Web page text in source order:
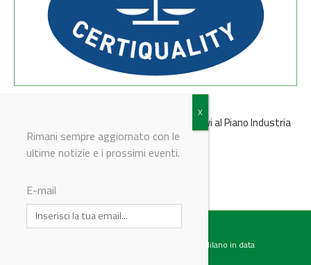
Ecco quali sono i servizi di Certiquality relativi al Piano Industria
Testata giornalistica registrata presso il Tribunale di Milano in data
Rimani sempre aggiornato con le
ultime notizie e i prossimi eventi.
E-mail